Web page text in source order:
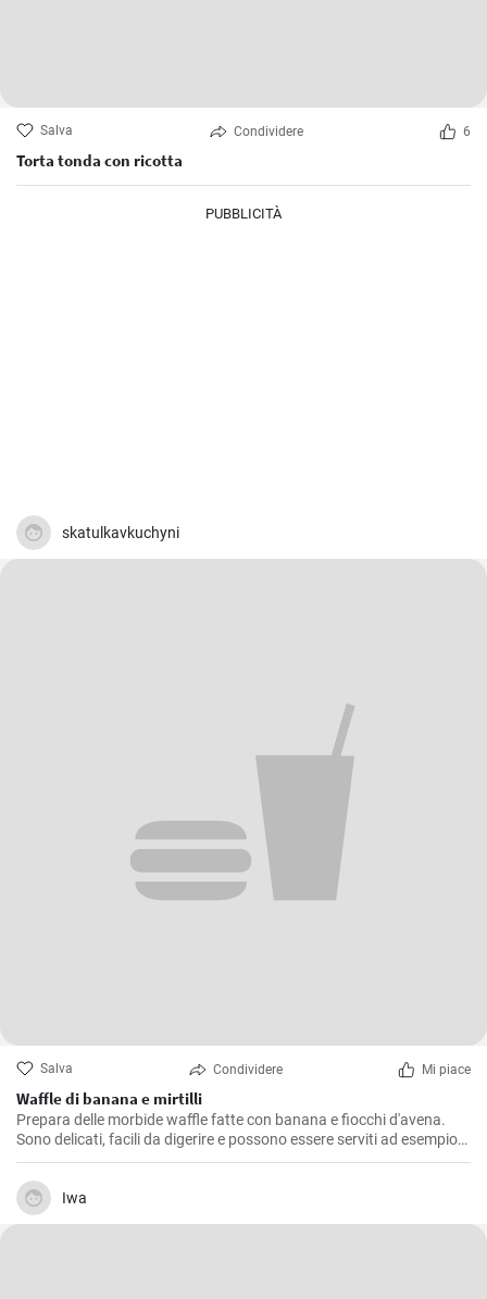
Salva Condividere 6
Torta tonda con ricotta
PUBBLICITÀ
skatulkavkuchyni
Salva Condividere Mi piace
Waffle di banana e mirtilli
Prepara delle morbide waffle fatte con banana e fiocchi d'avena.
Sono delicati, facili da digerire e possono essere serviti ad esempio
con mirtilli freschi e sciroppo di mirtilli.
Iwa